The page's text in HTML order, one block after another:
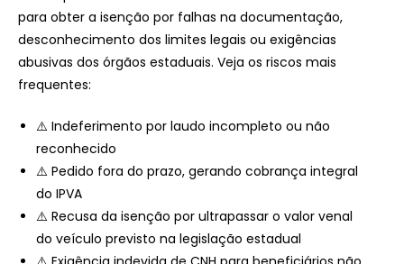
para obter a isenção por falhas na documentação,
desconhecimento dos limites legais ou exigências
abusivas dos órgãos estaduais. Veja os riscos mais
frequentes:
⚠️ Indeferimento por laudo incompleto ou não
reconhecido
⚠️ Pedido fora do prazo, gerando cobrança integral
do IPVA
⚠️ Recusa da isenção por ultrapassar o valor venal
do veículo previsto na legislação estadual